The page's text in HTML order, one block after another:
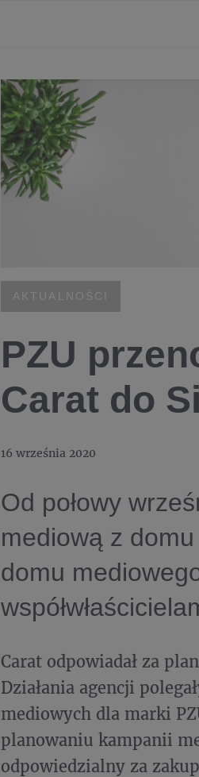
AKTUALNOŚCI
PZU
Carat do
16 września 2020
Od połowy
mediową z
domu
Carat odpowiadał za
Działania agencji
mediowych dla marki
planowaniu kampanii
odpowiedzialny za